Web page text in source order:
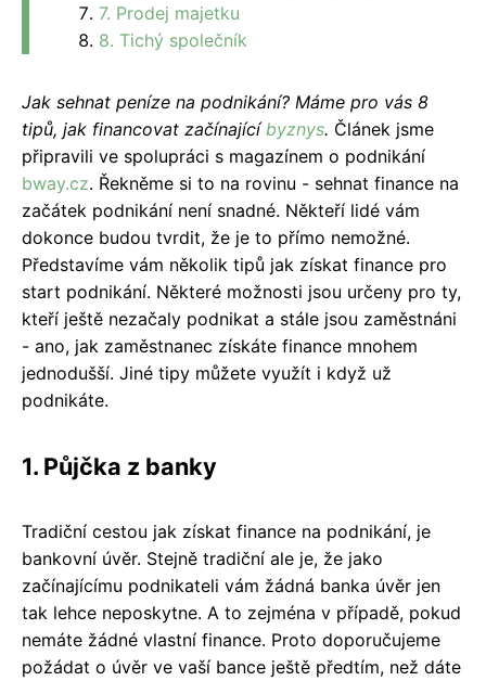
7. Prodej majetku
8. Tichý společník
Jak sehnat peníze na podnikání? Máme pro vás 8
tipů, jak financovat začínající byznys. Článek jsme
připravili ve spolupráci s magazínem o podnikání
bway.cz. Řekněme si to na rovinu - sehnat finance na
začátek podnikání není snadné. Někteří lidé vám
dokonce budou tvrdit, že je to přímo nemožné.
Představíme vám několik tipů jak získat finance pro
start podnikání. Některé možnosti jsou určeny pro ty,
kteří ještě nezačaly podnikat a stále jsou zaměstnáni
- ano, jak zaměstnanec získáte finance mnohem
jednodušší. Jiné tipy můžete využít i když už
podnikáte.
1. Půjčka z banky
Tradiční cestou jak získat finance na podnikání, je
bankovní úvěr. Stejně tradiční ale je, že jako
začínajícímu podnikateli vám žádná banka úvěr jen
tak lehce neposkytne. A to zejména v případě, pokud
nemáte žádné vlastní finance. Proto doporučujeme
požádat o úvěr ve vaší bance ještě předtím, než dáte